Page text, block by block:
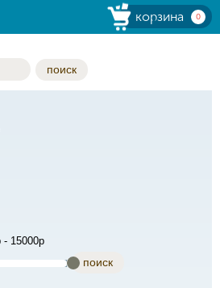
корзина 0
поиск
поиск